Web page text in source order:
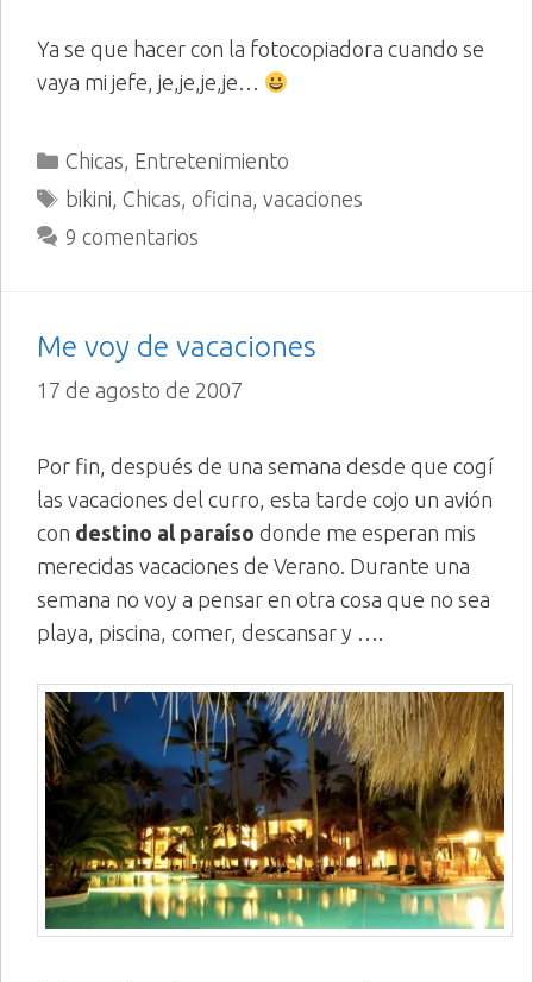
Ya se que hacer con la fotocopiadora cuando se
vaya mi jefe, je,je,je,je…
Categorías
Chicas Entretenimiento
Etiquetas
bikini Chicas oficina vacaciones
9 comentarios
Me voy de vacaciones
17 de agosto de 2007
Por fin, después de una semana desde que cogí
las vacaciones del curro, esta tarde cojo un avión
con destino al paraíso donde me esperan mis
merecidas vacaciones de Verano. Durante una
semana no voy a pensar en otra cosa que no sea
playa, piscina, comer, descansar y ….